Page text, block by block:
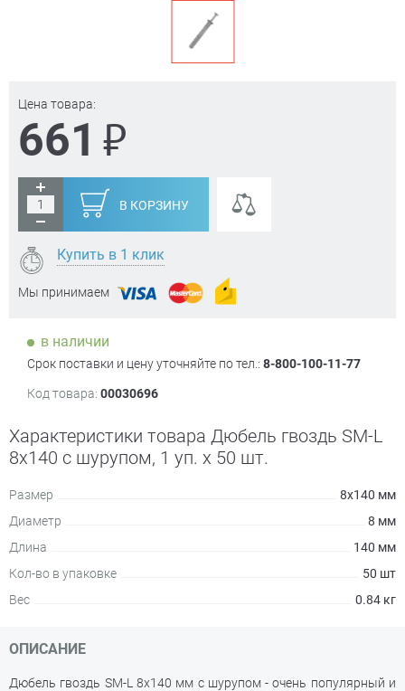
Цена товара:
661 ₽
В КОРЗИНУ
Купить в 1 клик
Мы принимаем
в наличии
Срок поставки и цену уточняйте по тел.: 8-800-100-11-77
Код товара: 00030696
Характеристики товара Дюбель гвоздь SM-L
8х140 с шурупом, 1 уп. х 50 шт.
Размер
8х140 мм
Диаметр
8 мм
Длина
140 мм
Кол-во в упаковке
50 шт
Вес
0.84 кг
ОПИСАНИЕ
Дюбель гвоздь SM-L 8х140 мм с шурупом - очень популярный и